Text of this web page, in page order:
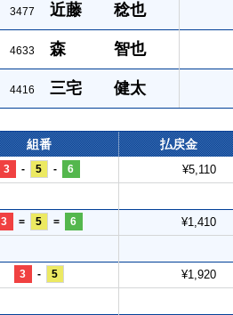
3477 近藤 稔也
4633 森 智也
4416 三宅 健太
組番 払戻金
3 - 5 - 6 ¥5,110
3 = 5 = 6 ¥1,410
3 - 5 ¥1,920